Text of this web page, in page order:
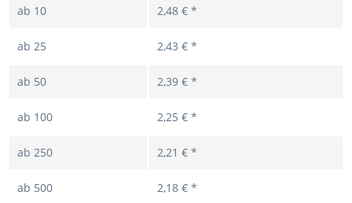
ab 10 2,48 € *
ab 25 2,43 € *
ab 50 2,39 € *
ab 100 2,25 € *
ab 250 2,21 € *
ab 500 2,18 € *